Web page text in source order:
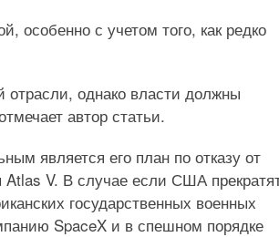
особенно с учетом того, как редко
отрасли, однако власти должны
автор статьи.
является его план по отказу от
Atlas V. В случае если США
государственных военных
SpaceX и в спешном порядке